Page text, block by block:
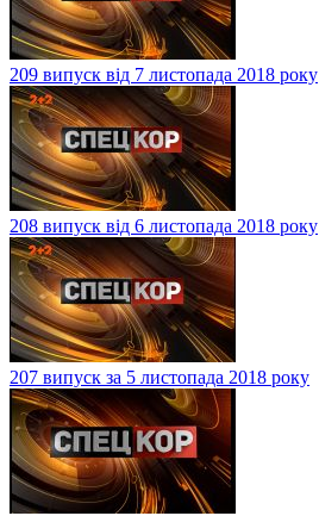
209 випуск від 7 листопада 2018 року
208 випуск від 6 листопада 2018 року
207 випуск за 5 листопада 2018 року